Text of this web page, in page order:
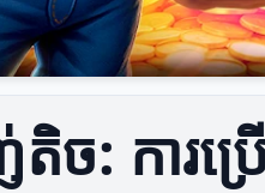
ច: ការប្រ